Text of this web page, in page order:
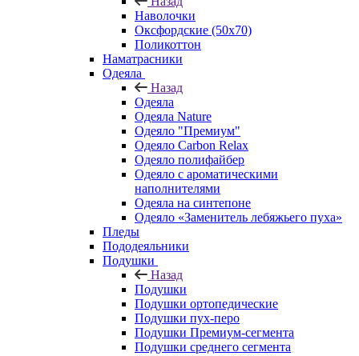
Наволочки
Оксфордские (50х70)
Поликоттон
Наматрасники
Одеяла
Назад
Одеяла
Одеяла Nature
Одеяло "Премиум"
Одеяло Carbon Relax
Одеяло полифайбер
Одеяло с ароматическими
наполнителями
Одеяла на синтепоне
Одеяло «Заменитель лебяжьего пуха»
Пледы
Пододеяльники
Подушки
Назад
Подушки
Подушки ортопедические
Подушки пух-перо
Подушки Премиум-сегмента
Подушки среднего сегмента